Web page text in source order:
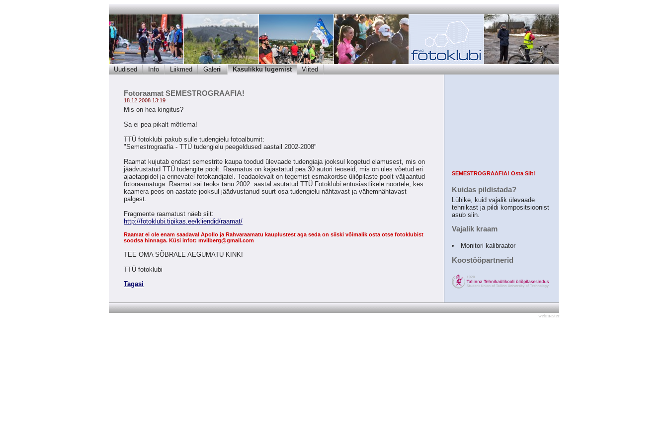
Uudised Info Liikmed Galerii Kasulikku lugemist Viited
Fotoraamat SEMESTROGRAAFIA!
18.12.2008 13:19
Mis on hea kingitus?
Sa ei pea pikalt mõtlema!
TTÜ fotoklubi pakub sulle tudengielu fotoalbumit:
"Semestrograafia - TTÜ tudengielu peegeldused aastail 2002-2008"
Raamat kujutab endast semestrite kaupa toodud ülevaade tudengiaja jooksul kogetud elamusest, mis on
jäädvustatud TTÜ tudengite poolt. Raamatus on kajastatud pea 30 autori teoseid, mis on üles võetud eri
ajaetappidel ja erinevatel fotokandjatel. Teadaolevalt on tegemist esmakordse üliõpilaste poolt väljaantud
fotoraamatuga. Raamat sai teoks tänu 2002. aastal asutatud TTÜ Fotoklubi entusiastlikele noortele, kes
kaamera peos on aastate jooksul jäädvustanud suurt osa tudengielu nähtavast ja vähemnähtavast
palgest.
Fragmente raamatust näeb siit:
http://fotoklubi.tipikas.ee/kliendid/raamat/
Raamat ei ole enam saadaval Apollo ja Rahvaraamatu kauplustest aga seda on siiski võimalik osta otse fotoklubist
soodsa hinnaga. Küsi infot: mvilberg@gmail.com
TEE OMA SÕBRALE AEGUMATU KINK!
TTÜ fotoklubi
Tagasi
SEMESTROGRAAFIA! Osta Siit!
Kuidas pildistada?
Lühike, kuid vajalik ülevaade
tehnikast ja pildi kompositsioonist
asub siin.
Vajalik kraam
Monitori kalibraator
Koostööpartnerid
webmaster